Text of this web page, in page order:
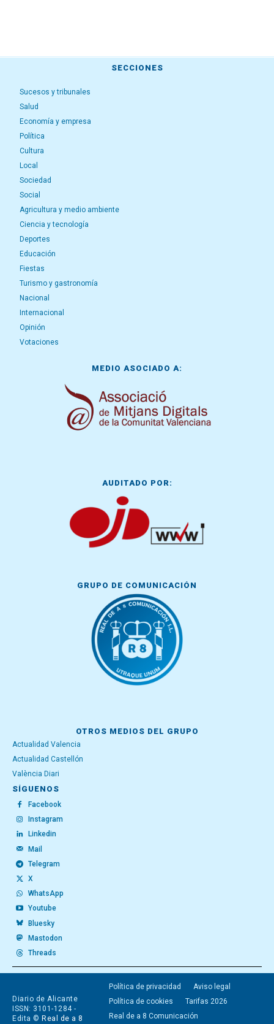
SECCIONES
Sucesos y tribunales
Salud
Economía y empresa
Política
Cultura
Local
Sociedad
Social
Agricultura y medio ambiente
Ciencia y tecnología
Deportes
Educación
Fiestas
Turismo y gastronomía
Nacional
Internacional
Opinión
Votaciones
MEDIO ASOCIADO A:
AUDITADO POR:
GRUPO DE COMUNICACIÓN
OTROS MEDIOS DEL GRUPO
Actualidad Valencia
Actualidad Castellón
València Diari
SÍGUENOS
Facebook
Instagram
Linkedin
Mail
Telegram
X
WhatsApp
Youtube
Bluesky
Mastodon
Threads
Diario de Alicante
ISSN: 3101-1284 -
Edita © Real de a 8
Política de privacidad
Aviso legal
Política de cookies
Tarifas 2026
Real de a 8 Comunicación